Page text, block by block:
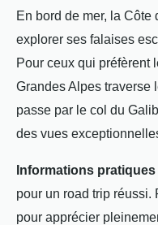
En bord de mer, la
explorer ses falaises
Pour ceux qui préfèrent
Grandes Alpes traverse
passe par le col du
des vues
Informations pratiques
pour un road trip
pour apprécier